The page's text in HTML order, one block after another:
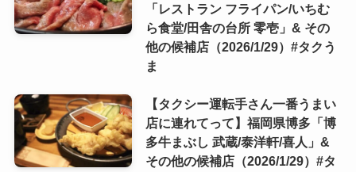
「レストラン フライパン/いちむ
ら食堂/田舎の台所 零壱」& その
他の候補店（2026/1/29）#タクう
ま
【タクシー運転手さん一番うまい
店に連れてって】福岡県博多「博
多牛まぶし 武蔵/泰洋軒/喜人」&
その他の候補店（2026/1/29）#タ